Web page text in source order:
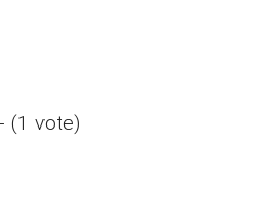
(1 vote)